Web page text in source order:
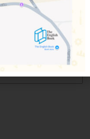
koja prate udžbenik
pisanja i čitanja
i za priče, i